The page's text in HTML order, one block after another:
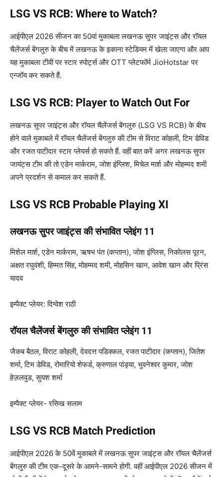
LSG VS RCB: Where to Watch?
आईपीएल 2026 सीजन का 50वां मुकाबला लखनऊ सुपर जाइंट्स और रॉयल
चैलेंजर्स बेंगलुरु के बीच में लखनऊ के इकाना स्टेडियम में खेला जाएगा और आप
यह मुकाबला टीवी पर स्टार स्पोर्ट्स और OTT प्लेटफॉर्म JioHotstar पर
एन्जॉय कर सकते हैं.
LSG VS RCB: Player to Watch Out For
लखनऊ सुपर जाइंट्स और रॉयल चैलेंजर्स बेंगलुरु (LSG VS RCB) के बीच
होने वाले मुकाबले में रॉयल चैलेंजर्स बेंगलुरु की टीम से विराट कोहली, टिम डेविड
और रजत पाटीदार स्टार प्लेयर्स हो सकते हैं. वहीं बात करें अगर लखनऊ सुपर
जायंट्स टीम की तो एडेन मार्कराम, जोश इंग्लिश, मिचेल मार्श और मोहम्मद शमी
अपने प्रदर्शन से कमाल कर सकते हैं.
LSG VS RCB Probable Playing XI
लखनऊ सुपर जाइंट्स की संभावित प्लेइंग 11
मिशेल मार्श, एडेन मार्कराम, ऋषभ पंत (कप्तान), जोश इंग्लिस, निकोलस पूरन,
अक्षत रघुवंशी, हिम्मत सिंह, मोहम्मद शमी, मोहसिन खान, आवेश खान और प्रिंस
यादव
इम्पैक्ट प्लेयर: दिग्वेश राठी
रॉयल चैलेंजर्स बेंगलुरु की संभावित प्लेइंग 11
जैकब बैठल, विराट कोहली, देवदत्त पडिक्कल, रजत पाटीदार (कप्तान), जितेश
शर्मा, टिम डेविड, रोमारियो शेफर्ड, क्रुणाल पांड्या, भुवनेश्वर कुमार, जोश
हेज़लवुड, सुयश शर्मा
इम्पैक्ट प्लेयर- रसिख सलाम
LSG VS RCB Match Prediction
आईपीएल 2026 के 50वें मुकाबले में लखनऊ सुपर जाइंट्स और रॉयल चैलेंजर्स
बेंगलुरु की टीम एक-दूसरे के आमने-सामने होगी. वहीं आईपीएल 2026 सीजन में